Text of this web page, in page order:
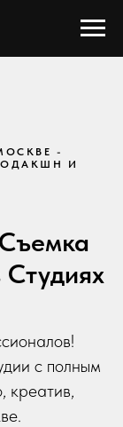
-
И
с полным
креатив,